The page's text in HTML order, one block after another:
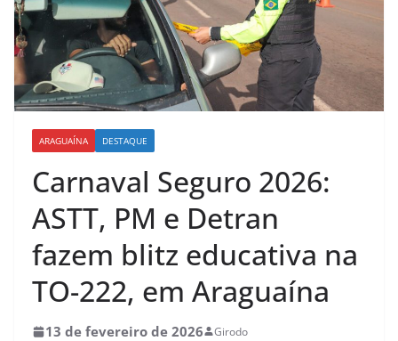
ARAGUAÍNA DESTAQUE
Carnaval Seguro 2026:
ASTT, PM e Detran
fazem blitz educativa na
TO-222, em Araguaína
13 de fevereiro de 2026 Girodo